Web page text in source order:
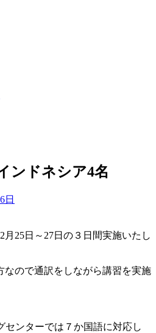
ンドネシア4名
日
25日～27日の３日間実施いたし
なので通訳をしながら講習を実施
センターでは７か国語に対応し